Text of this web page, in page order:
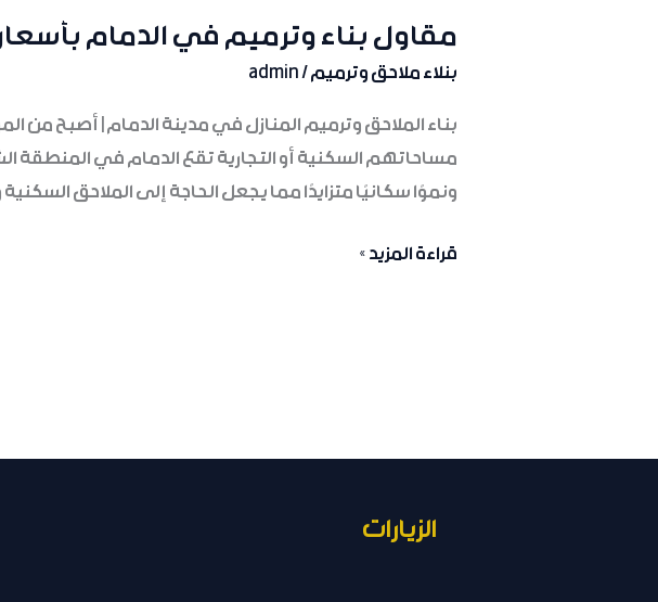
مقاول بناء وترميم في الدمام بأسعار
بنلاء ملاحق وترميم/
admin
بناء الملاحق وترميم المنازل في مدينة الدمام | أصبح
مساحاتهم السكنية أو التجارية تقع الدمام في
ونموًا سكانيًا متزايدًا مما يجعل الحاجة إلى الملاحق
مقاول
بناء
في
الدمام
بأسعار
منافسة|
0558994460
قراءة المزيد »
الزيارات